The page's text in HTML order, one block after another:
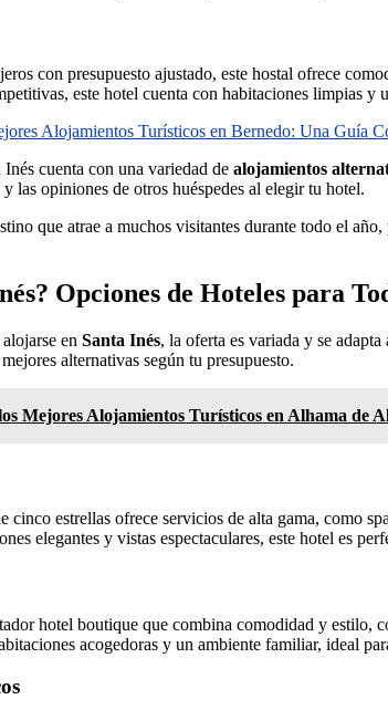
con presupuesto ajustado, este hostal ofrece
este hotel cuenta con habitaciones limpias y
Alojamientos Turísticos en Bernedo: Una Guía
cuenta con una variedad de alojamientos
las opiniones de otros huéspedes al elegir tu hotel.
que atrae a muchos visitantes durante todo el
Opciones de Hoteles para
en Santa Inés, la oferta es variada y se
alternativas según tu presupuesto.
Mejores Alojamientos Turísticos en Alhama de
cinco estrellas ofrece servicios de alta gama, como
elegantes y vistas espectaculares, este hotel es
hotel boutique que combina comodidad y estilo,
acogedoras y un ambiente familiar, ideal